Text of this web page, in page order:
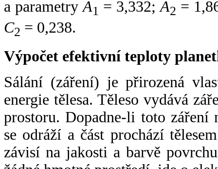
a parametryA1 = 3,332;A2 =
C2 = 0,238.
Výpočet efektivní teploty
Sálání (záření) je přirozená
energie tělesa. Těleso vydává
prostoru. Dopadne-li toto záření
se odráží a část prochází
závisí na jakosti a barvě